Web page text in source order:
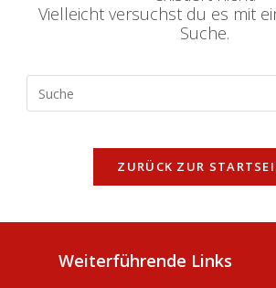
Vielleicht versuchst du es mit
Suche.
Search
this
website
ZURÜCK ZUR
Weiterführende Links